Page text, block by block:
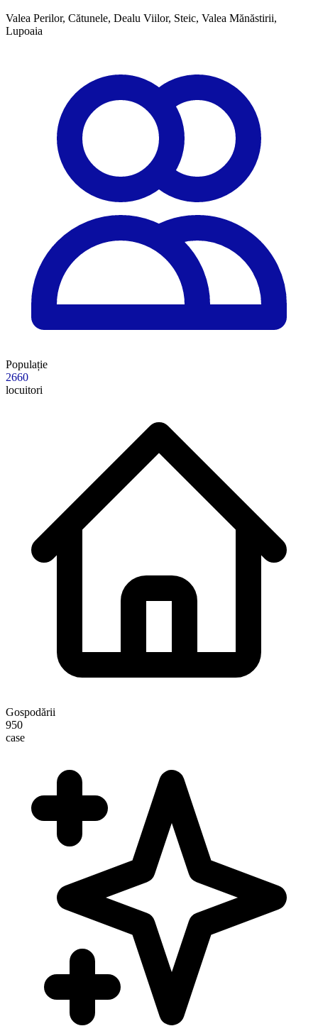
Valea Perilor, Cătunele, Dealu Viilor, Steic, Valea Mănăstirii,
Lupoaia
Populație
2660
locuitori
Gospodării
950
case